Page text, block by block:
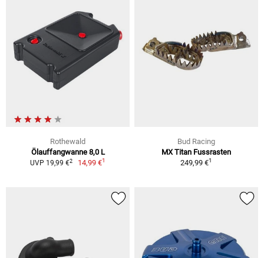
Rothewald
Ölauffangwanne 8,0 L
UVP 19,99 €2 14,99 €1
Bud Racing
MX Titan Fussrasten
249,99 €1